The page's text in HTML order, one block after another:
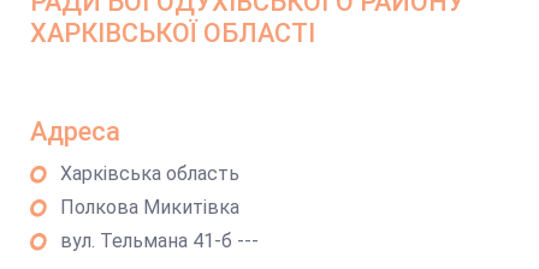
ХАРКІВСЬКОЇ ОБЛАСТІ
Адреса
Харківська область
Полкова Микитівка
вул. Тельмана 41-б ---